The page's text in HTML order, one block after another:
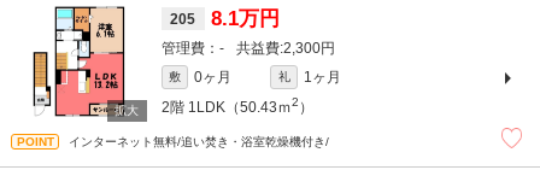
205 8.1万円
- 2,300円
敷 0ヶ月 礼
1ヶ月
2階 1LDK（50.43ｍ2 ）
インターネット無料/追い焚き・浴室乾燥機付き/